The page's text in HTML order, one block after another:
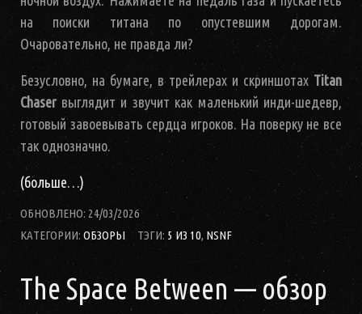
на поиски титана по опустевшим дорогам.
Очаровательно, не правда ли?
Безусловно, на бумаге, в трейлерах и скриншотах Titan
Chaser выглядит и звучит как маленький инди-шедевр,
готовый завоевывать сердца игроков. На поверку не все
так однозначно.
(больше…)
ОБНОВЛЕНО: 24/03/2026
КАТЕГОРИИ: ОБЗОРЫ ТЭГИ: 5 ИЗ 10, NSNF
The Space Between — обзор